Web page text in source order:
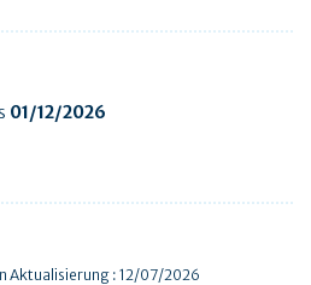
01/12/2026
Aktualisierung : 12/07/2026